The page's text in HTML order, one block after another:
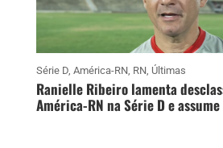
Série D, América-RN, RN, Últimas
Ranielle Ribeiro lamenta
América-RN na Série D e